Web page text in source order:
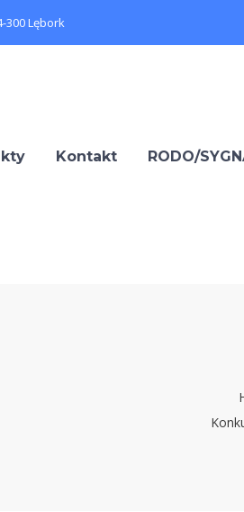
300 Lębork
Kontakt RODO/